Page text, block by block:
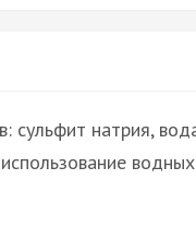
сульфит натрия,
водных